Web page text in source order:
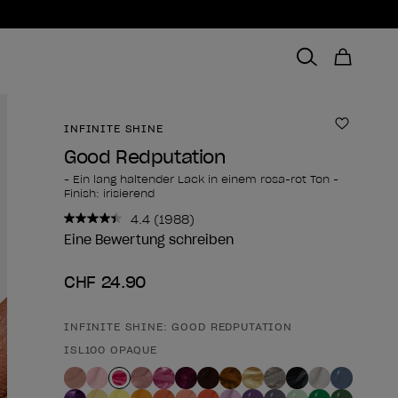
INFINITE SHINE Zur
Good Redputation
- Ein lang haltender Lack in einem rosa-rot Ton -
Finish: irisierend
4.4 1988
Bewertungen
lesen..
(1988)
Eine Bewertung schreiben
CHF 24.90
Form des Produkts
INFINITE SHINE: GOOD REDPUTATION
ISL100 OPAQUE